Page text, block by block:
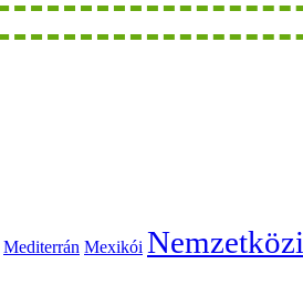
Mediterrán Mexikói Nemzetközi